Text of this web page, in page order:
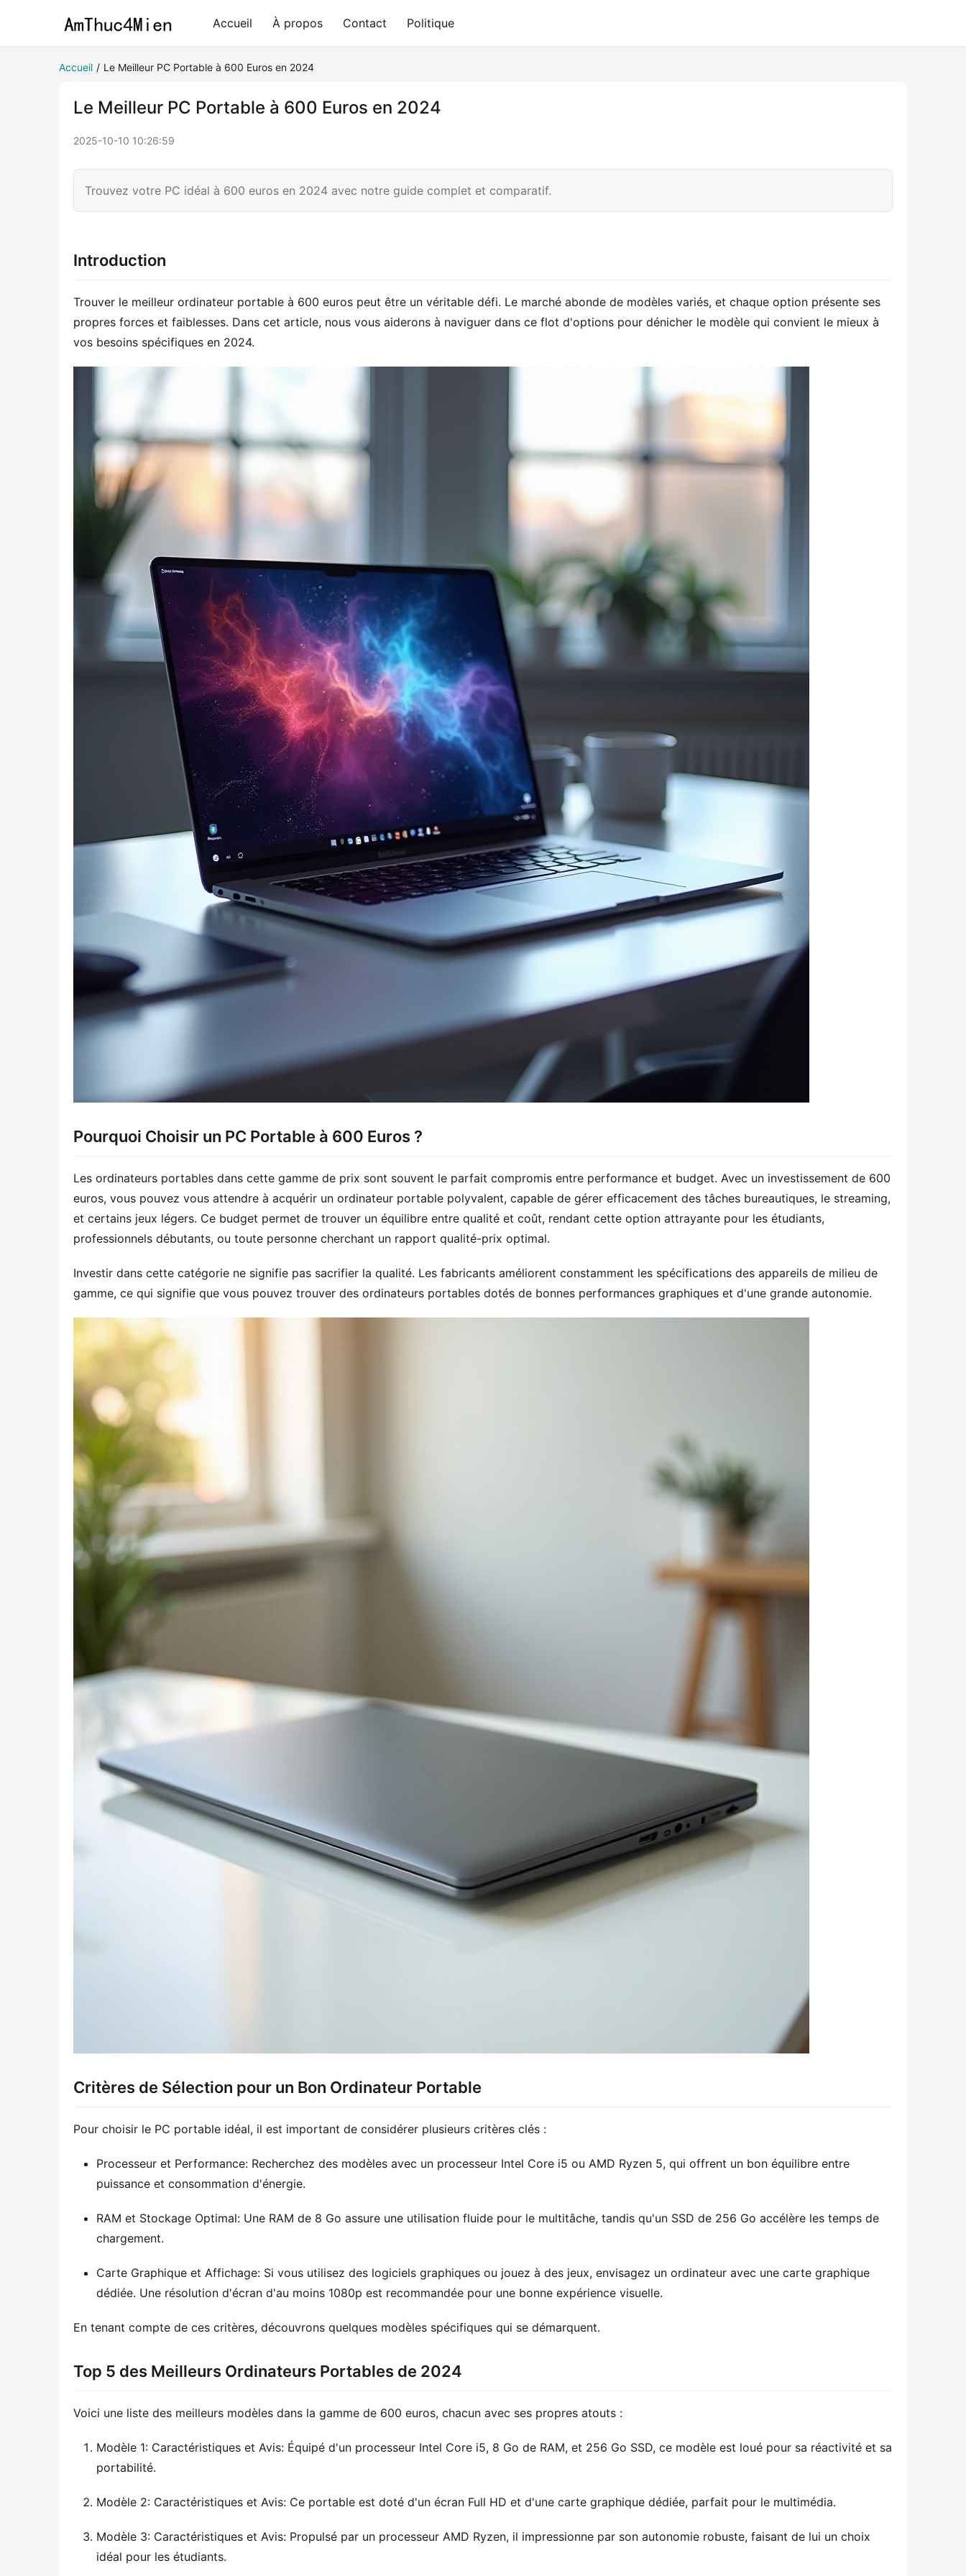
Accueil À propos Contact Politique
Accueil / Le Meilleur PC Portable à 600 Euros en 2024
Le Meilleur PC Portable à 600 Euros en 2024
2025-10-10 10:26:59
Trouvez votre PC idéal à 600 euros en 2024 avec notre guide complet et comparatif.
Introduction
Trouver le meilleur ordinateur portable à 600 euros peut être un véritable défi. Le marché abonde de modèles variés, et chaque option présente ses
propres forces et faiblesses. Dans cet article, nous vous aiderons à naviguer dans ce flot d'options pour dénicher le modèle qui convient le mieux à
vos besoins spécifiques en 2024.
Pourquoi Choisir un PC Portable à 600 Euros ?
Les ordinateurs portables dans cette gamme de prix sont souvent le parfait compromis entre performance et budget. Avec un investissement de 600
euros, vous pouvez vous attendre à acquérir un ordinateur portable polyvalent, capable de gérer efficacement des tâches bureautiques, le streaming,
et certains jeux légers. Ce budget permet de trouver un équilibre entre qualité et coût, rendant cette option attrayante pour les étudiants,
professionnels débutants, ou toute personne cherchant un rapport qualité-prix optimal.
Investir dans cette catégorie ne signifie pas sacrifier la qualité. Les fabricants améliorent constamment les spécifications des appareils de milieu de
gamme, ce qui signifie que vous pouvez trouver des ordinateurs portables dotés de bonnes performances graphiques et d'une grande autonomie.
Critères de Sélection pour un Bon Ordinateur Portable
Pour choisir le PC portable idéal, il est important de considérer plusieurs critères clés :
Processeur et Performance: Recherchez des modèles avec un processeur Intel Core i5 ou AMD Ryzen 5, qui offrent un bon équilibre entre
puissance et consommation d'énergie.
RAM et Stockage Optimal: Une RAM de 8 Go assure une utilisation fluide pour le multitâche, tandis qu'un SSD de 256 Go accélère les temps de
chargement.
Carte Graphique et Affichage: Si vous utilisez des logiciels graphiques ou jouez à des jeux, envisagez un ordinateur avec une carte graphique
dédiée. Une résolution d'écran d'au moins 1080p est recommandée pour une bonne expérience visuelle.
En tenant compte de ces critères, découvrons quelques modèles spécifiques qui se démarquent.
Top 5 des Meilleurs Ordinateurs Portables de 2024
Voici une liste des meilleurs modèles dans la gamme de 600 euros, chacun avec ses propres atouts :
Modèle 1: Caractéristiques et Avis: Équipé d'un processeur Intel Core i5, 8 Go de RAM, et 256 Go SSD, ce modèle est loué pour sa réactivité et sa
portabilité.
Modèle 2: Caractéristiques et Avis: Ce portable est doté d'un écran Full HD et d'une carte graphique dédiée, parfait pour le multimédia.
Modèle 3: Caractéristiques et Avis: Propulsé par un processeur AMD Ryzen, il impressionne par son autonomie robuste, faisant de lui un choix
idéal pour les étudiants.